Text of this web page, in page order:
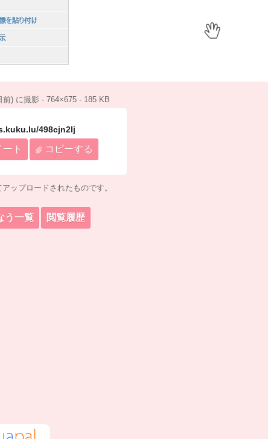
) に撮影 - 764×675 - 185 KB
498cjn2lj
ート コピーする
ップロードされたものです。
う一覧 閲覧履歴